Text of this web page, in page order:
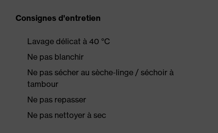
Consignes d'entretien
Lavage délicat à 40 °C
Ne pas blanchir
Ne pas sécher au sèche-linge / séchoir à
tambour
Ne pas repasser
Ne pas nettoyer à sec